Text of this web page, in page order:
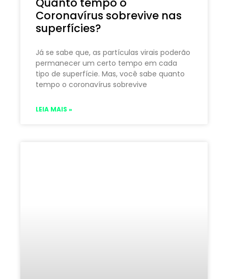
Coronavírus sobrevive nas
superfícies?
Já se sabe que, as partículas virais poderão
permanecer um certo tempo em cada
tipo de superfície. Mas, você sabe quanto
tempo o coronavírus sobrevive
LEIA MAIS »